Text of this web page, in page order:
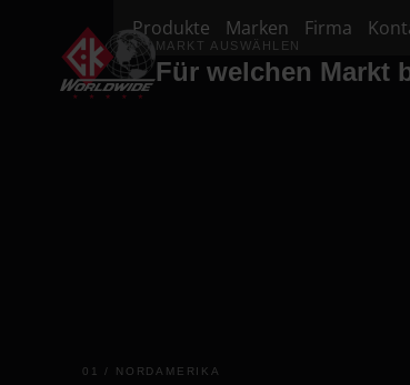
Produkte Marken Firma
MARKT AUSWÄHLEN
Für welchen Markt
01 / NORDAMERIKA